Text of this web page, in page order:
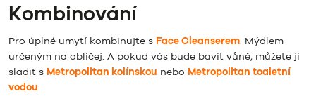
Kombinování
Pro úplné umytí kombinujte s Face Cleanserem. Mýdlem
určeným na obličej. A pokud vás bude bavit vůně, můžete ji
sladit s Metropolitan kolínskou nebo Metropolitan toaletní
vodou.